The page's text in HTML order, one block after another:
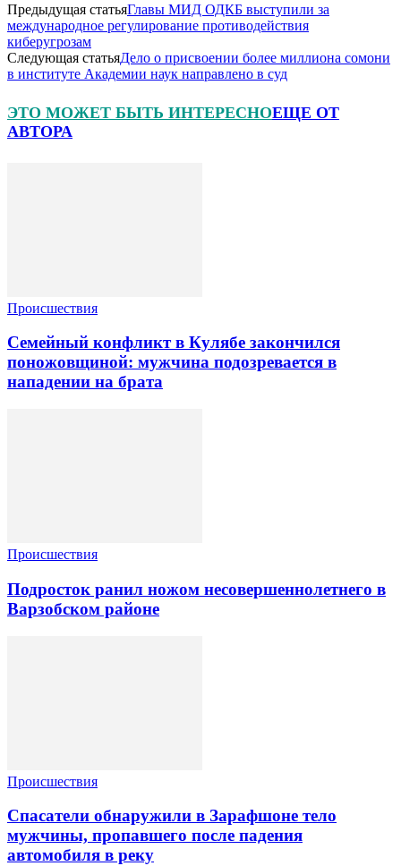
Предыдущая статьяГлавы МИД ОДКБ выступили за
международное регулирование противодействия
киберугрозам
Следующая статьяДело о присвоении более миллиона сомони
в институте Академии наук направлено в суд
ЭТО МОЖЕТ БЫТЬ ИНТЕРЕСНОЕЩЕ ОТ
АВТОРА
Происшествия
Семейный конфликт в Кулябе закончился
поножовщиной: мужчина подозревается в
нападении на брата
Происшествия
Подросток ранил ножом несовершеннолетнего в
Варзобском районе
Происшествия
Спасатели обнаружили в Зарафшоне тело
мужчины, пропавшего после падения
автомобиля в реку